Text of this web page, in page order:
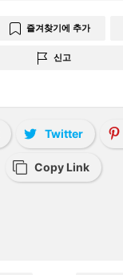
즐겨찾기에 추가
신고
Twitter
Copy Link